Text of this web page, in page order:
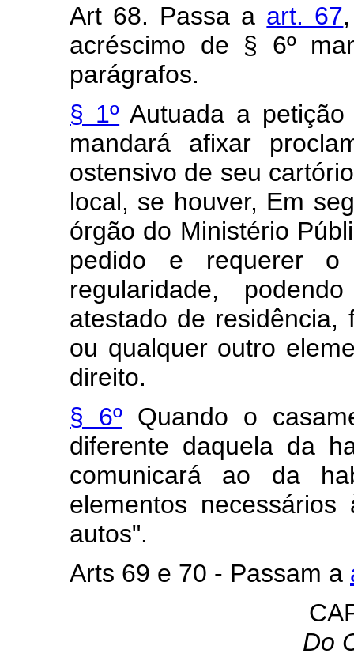
Art 68. Passa a art. 67
acréscimo de § 6º
parágrafos.
§ 1º Autuada a
mandará afixar
ostensivo de seu
local, se houver, Em
órgão do Ministério
pedido e requerer
regularidade,
atestado de residência,
ou qualquer outro
direito.
§ 6ºQuando o
diferente daquela da
comunicará ao da
elementos
autos".
Arts 69 e 70 - Passam a
Do